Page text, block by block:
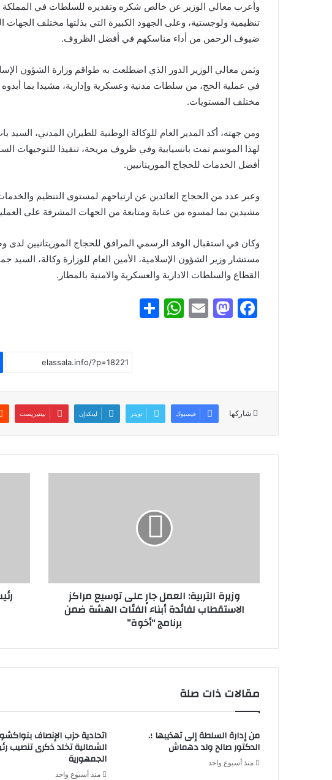
وأعرب معالي الوزير عن خالص شكره وتقديره للسلطات في المملكة
تنظيمية ولوجستية، وعلى الجهود الكبيرة التي بذلتها مختلف الجهات
ضيوف الرحمن من أداء مناسكهم في أفضل الظروف.
وثمن معالي الوزير الدور الذي اضطلعت به طواقم وزارة الشؤون
في عملية الحج، من سلطات مدنية وعسكرية وإدارية، مشيدا بما
مختلف المستويات.
ومن جهته، أكد المدير العام للوكالة الوطنية للطيران المدني،
لهذا الموسم تمت بانسيابية وفي ظروف مريحة، تنفيذا للتوجيهات
أفضل الخدمات للحجاج الموريتانيين.
وعبر عدد من الحجاج العائدين عن ارتياحهم لمستوى التنظيم
مشيدين بما لمسوه من عناية ومتابعة من الجهات المشرفة على
وكان في استقبال الوفد الرسمي المرافق للحجاج الموريتانيين
مستشار وزير الشؤون الإسلامية، الأمين العام للوزارة وكالة،
القطاع والسلطات الادارية والعسكرية والامنية بالمطار.
F
b
o
o
M
d
o
n
E
W
A
p
p
ar
e
شاركها فيسبوك تويتر لينكدإن بينتيريست
وزيرة التربية: العمل جارٍ على توسيع مراكز
الاستقطاب لفائدة أبناء الفئات الهشة ضمن
برنامج “أخوة”
مقالات ذات صلة
من إدارة السلطة إلى تهذيبها ؛.
الدكتور صالح ولد دهماش
منذ أسبوع واحد
اتحادية حزب الإنصاف
الشمالية تخلد ذكرى تنصيب
الجمهورية
منذ أسبوع واحد